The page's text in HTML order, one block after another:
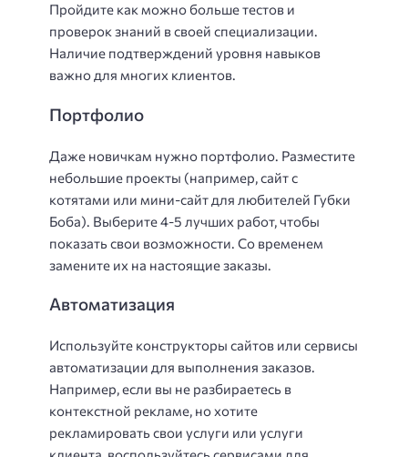
Пройдите как можно больше тестов и
проверок знаний в своей специализации.
Наличие подтверждений уровня навыков
важно для многих клиентов.
Портфолио
Даже новичкам нужно портфолио. Разместите
небольшие проекты (например, сайт с
котятами или мини-сайт для любителей Губки
Боба). Выберите 4-5 лучших работ, чтобы
показать свои возможности. Со временем
замените их на настоящие заказы.
Автоматизация
Используйте конструкторы сайтов или сервисы
автоматизации для выполнения заказов.
Например, если вы не разбираетесь в
контекстной рекламе, но хотите
рекламировать свои услуги или услуги